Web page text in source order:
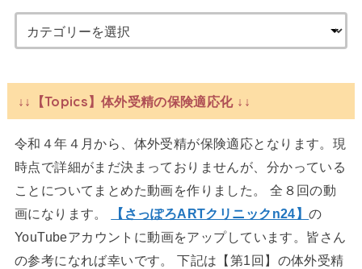
↓↓【Topics】体外受精の保険適応化 ↓↓
令和４年４月から、体外受精が保険適応となります。現
時点で詳細がまだ決まっておりませんが、分かっている
ことについてまとめた動画を作りました。 全８回の動
画になります。
【さっぽろARTクリニックn24】の
YouTubeアカウントに動画をアップしています。皆さん
の参考になれば幸いです。 下記は【第1回】の体外受精